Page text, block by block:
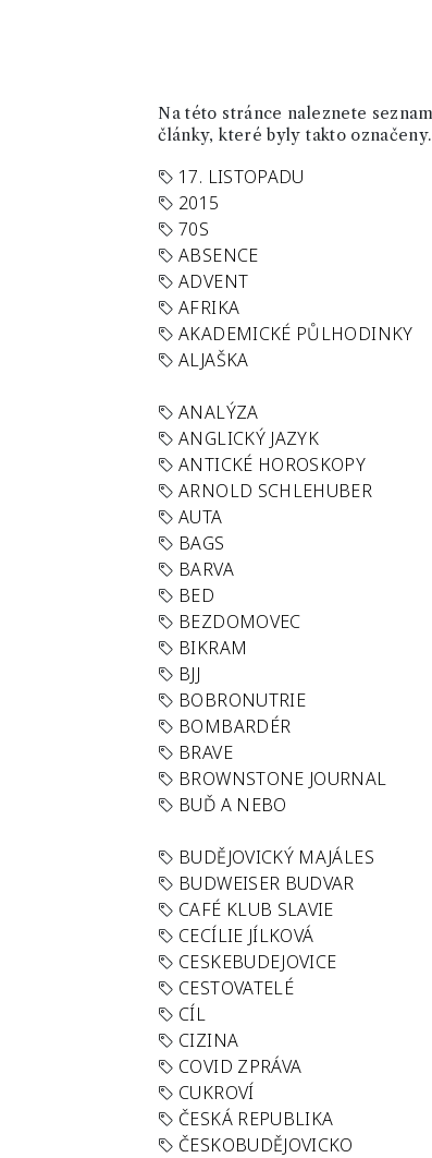
Na této stránce naleznete
články, které byly takto označeny.
17. LISTOPADU
2015
70S
ABSENCE
ADVENT
AFRIKA
AKADEMICKÉ PŮLHODINKY
ALJAŠKA
ANALÝZA
ANGLICKÝ JAZYK
ANTICKÉ HOROSKOPY
ARNOLD SCHLEHUBER
AUTA
BAGS
BARVA
BED
BEZDOMOVEC
BIKRAM
BJJ
BOBRONUTRIE
BOMBARDÉR
BRAVE
BROWNSTONE JOURNAL
BUĎ A NEBO
BUDĚJOVICKÝ MAJÁLES
BUDWEISER BUDVAR
CAFÉ KLUB SLAVIE
CECÍLIE JÍLKOVÁ
CESKEBUDEJOVICE
CESTOVATELÉ
CÍL
CIZINA
COVID ZPRÁVA
CUKROVÍ
ČESKÁ REPUBLIKA
ČESKOBUDĚJOVICKO